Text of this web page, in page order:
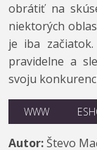
obrátiť na
niektorých
je iba
pravidelne a
svoju
WWW
Autor: Števo